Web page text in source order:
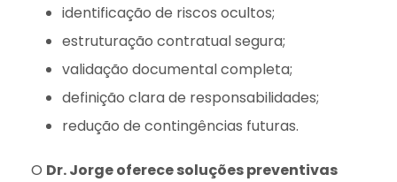
identificação de riscos ocultos;
estruturação contratual segura;
validação documental completa;
definição clara de responsabilidades;
redução de contingências futuras.
O Dr. Jorge oferece soluções preventivas